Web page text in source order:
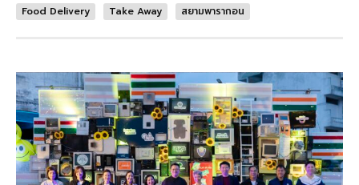
Food Delivery
Take Away สยามพารากอน